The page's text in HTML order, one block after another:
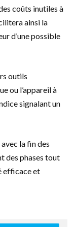
coûts inutiles à
ainsi la
d’une possible
outils
ou l’appareil à
signalant un
la fin des
des phases tout
efficace et